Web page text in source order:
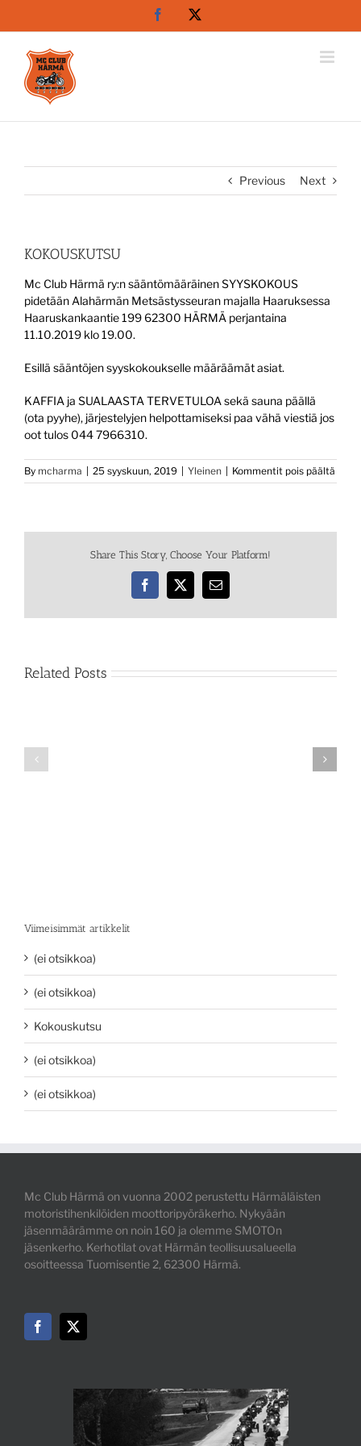
Facebook
Previous Next
KOKOUSKUTSU
Mc Club Härmä ry:n sääntömääräinen SYYSKOKOUS
pidetään Alahärmän Metsästysseuran majalla Haaruksessa
Haaruskankaantie 199 62300 HÄRMÄ perjantaina
11.10.2019 klo 19.00.
Esillä sääntöjen syyskokoukselle määräämät asiat.
KAFFIA ja SUALAASTA TERVETULOA sekä sauna päällä
(ota pyyhe), järjestelyjen helpottamiseksi paa vähä viestiä jos
oot tulos 044 7966310.
By mcharma 25 syyskuun, 2019 Yleinen Kommentit pois päältä
Share This Story, Choose Your Platform!
Facebook
X Email
Related Posts
Viimeisimmät artikkelit
(ei otsikkoa)
(ei otsikkoa)
Kokouskutsu
(ei otsikkoa)
(ei otsikkoa)
Mc Club Härmä on vuonna 2002 perustettu Härmäläisten
motoristihenkilöiden moottoripyöräkerho. Nykyään
jäsenmäärämme on noin 160 ja olemme SMOTOn
jäsenkerho. Kerhotilat ovat Härmän teollisuusalueella
osoitteessa Tuomisentie 2, 62300 Härmä.